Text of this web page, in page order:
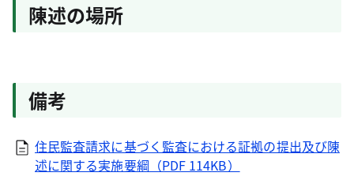
陳述の場所
備考
住民監査請求に基づく監査における証拠の提出及び陳
述に関する実施要綱（PDF 114KB）